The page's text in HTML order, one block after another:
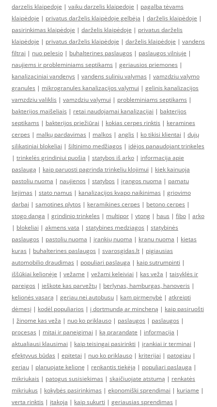
darzelis klaipedoje | vaiku darzelis klaipedoje | pagalba tėvams
klaipėdoje | privatus darželis klaipėdoje gelbėja | darželis klaipėdoje |
pasirinkimas klaipėdoje | darželis klaipėdoje | privatus darželis
klaipėdoje | privatus darželis klaipėdoje | darželis klaipėdoje | vandens
filtrai | nuo pelesio | buhalterines paslaugos | paslaugos vilniuje |
naujiems ir probleminiams septikams | geriausios priemones |
kanalizaciniai vandenys | vandens suliniu valymas | vamzdziu valymo
granules | mikrogranules kanalizacijos valymui | gelinis kanalizacijos
vamzdziu valiklis | vamzdziu valymui | probleminiams septikams |
bakterijos maišeliais | retai naudojamai kanalizacijai | bakterijos
septikams | bakterijos priežiūrai | kokias cerpes rinktis | keramines
cerpes | malkų pardavimas | malkos | anglis | ko tikisi klientai | dujų
silikatiniai blokeliai | šiltinimo medžiagos | idėjos panaudojant trinkeles
| trinkelės grindiniui puošia | statybos iš arko | informacija apie
paslaugą | kaip paruosti pagrinda trinkeliu klojimui | kiek kainuoja
pastoliu nuoma | naujienos | statybos | įrangos nuoma | pamatu
liejimas | stato namus | kanalizacijos kvapo naikinimas | griovimo
darbai | samotines plytos | keramikines cerpes | betono cerpes |
stogo danga | grindinio trinkeles | multipor | ytong | haus | fibo | arko
| blokeliai | akmens vata | statybines medziagos | statybinės
paslaugos | pastoliu nuoma | įrankių nuoma | kranu nuoma | kietas
kuras | buhalterines paslaugos | svarosgidas.lt | pigiausias
automobilio draudimas | populiari paslauga | kaip sutrumpinti |
iššūkiai kelionėje | vežame | vežami keleiviai | kas veža | taisyklės ir
pareigos | ieškote kas parvežtų | berlynas, hamburgas, hanoveris |
kelionės vasarą | geriau nei autobusu | kam pirmenybė | atkreipti
dėmesį | kodėl populiarios | į dortmundą ar mincheną | kaip pasiruošti
| žinome kas veža | nuo ko priklauso | paslaugos | paslaugos |
procesas | mitai ir paneigimai | ką prarandate | informacija |
aktualiausi klausimai | kaip teisingai pasirinkti | įrankiai ir terminai |
efektyvus būdas | epitetai | nuo ko priklauso | kriterijai | patogiau |
geriau | planuojate kelionę | renkantis tiekėją | populiari paslauga |
mikriukais | patogus susisiekimas | skaičiuojate atstumą | renkatės
mikriukus | kokybės pasirinkimas | ekonomiški sprendimai | kuriame |
verta rinktis | įtakoja | kaip sukurti | geriausias sprendimas |